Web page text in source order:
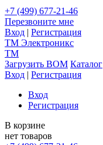
+7 (499) 677-21-46
Перезвоните мне
Вход | Регистрация
TM Электроникс
TM
Загрузить BOM Каталог
Вход | Регистрация
Вход
Регистрация
В корзине
нет товаров